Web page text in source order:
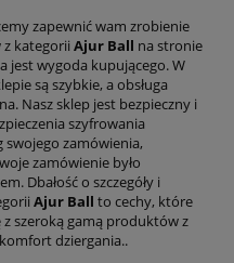
zapewnić wam zrobienie
kategorii Ajur Ball na stronie
jest wygoda kupującego. W
są szybkie, a obsługa
Nasz sklep jest bezpieczny i
szyfrowania
zamówienia,
zamówienie było
Dbałość o szczegóły i
Ajur Ball to cechy, które
z szeroką gamą produktów z
dziergania..